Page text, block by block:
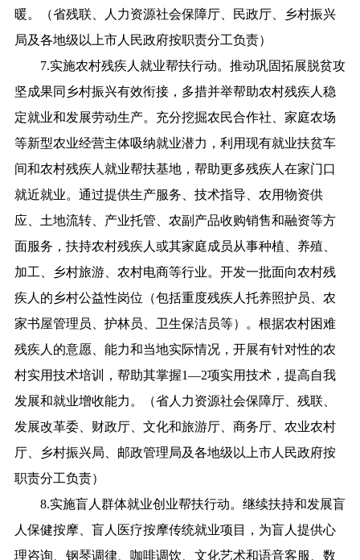
暖。（省残联、人力资源社会保障厅、民政厅、乡村振兴
局及各地级以上市人民政府按职责分工负责）
7.实施农村残疾人就业帮扶行动。推动巩固拓展脱贫攻
坚成果同乡村振兴有效衔接，多措并举帮助农村残疾人稳
定就业和发展劳动生产。充分挖掘农民合作社、家庭农场
等新型农业经营主体吸纳就业潜力，利用现有就业扶贫车
间和农村残疾人就业帮扶基地，帮助更多残疾人在家门口
就近就业。通过提供生产服务、技术指导、农用物资供
应、土地流转、产业托管、农副产品收购销售和融资等方
面服务，扶持农村残疾人或其家庭成员从事种植、养殖、
加工、乡村旅游、农村电商等行业。开发一批面向农村残
疾人的乡村公益性岗位（包括重度残疾人托养照护员、农
家书屋管理员、护林员、卫生保洁员等）。根据农村困难
残疾人的意愿、能力和当地实际情况，开展有针对性的农
村实用技术培训，帮助其掌握1—2项实用技术，提高自我
发展和就业增收能力。（省人力资源社会保障厅、残联、
发展改革委、财政厅、文化和旅游厅、商务厅、农业农村
厅、乡村振兴局、邮政管理局及各地级以上市人民政府按
职责分工负责）
8.实施盲人群体就业创业帮扶行动。继续扶持和发展盲
人保健按摩、盲人医疗按摩传统就业项目，为盲人提供心
理咨询、钢琴调律、咖啡调饮、文化艺术和语音客服、数